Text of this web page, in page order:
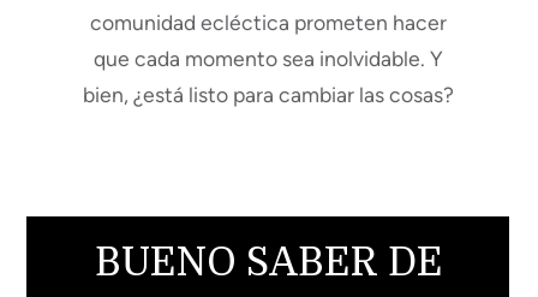
comunidad ecléctica prometen hacer
que cada momento sea inolvidable. Y
bien, ¿está listo para cambiar las cosas?
BUENO SABER DE